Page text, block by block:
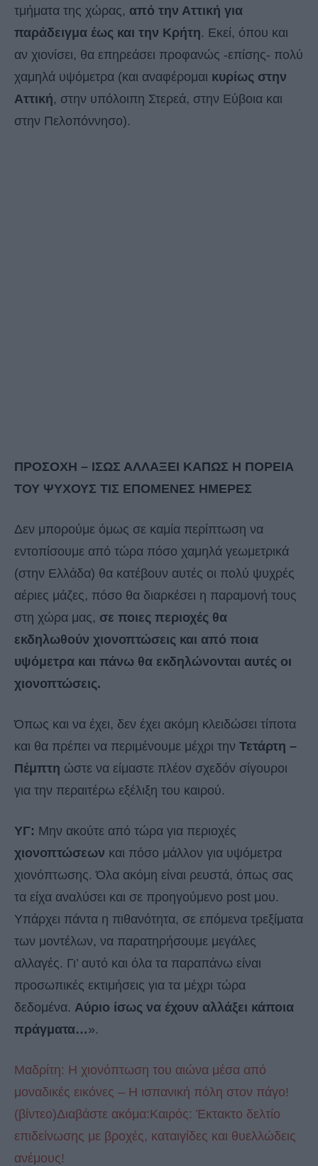
τμήματα της χώρας, από την Αττική για
παράδειγμα έως και την Κρήτη. Εκεί, όπου και
αν χιονίσει, θα επηρεάσει προφανώς -επίσης- πολύ
χαμηλά υψόμετρα (και αναφέρομαι κυρίως στην
Αττική, στην υπόλοιπη Στερεά, στην Εύβοια και
στην Πελοπόννησο).
ΠΡΟΣΟΧΗ – ΙΣΩΣ ΑΛΛΑΞΕΙ ΚΑΠΩΣ Η ΠΟΡΕΙΑ
ΤΟΥ ΨΥΧΟΥΣ ΤΙΣ ΕΠΟΜΕΝΕΣ ΗΜΕΡΕΣ
Δεν μπορούμε όμως σε καμία περίπτωση να
εντοπίσουμε από τώρα πόσο χαμηλά γεωμετρικά
(στην Ελλάδα) θα κατέβουν αυτές οι πολύ ψυχρές
αέριες μάζες, πόσο θα διαρκέσει η παραμονή τους
στη χώρα μας, σε ποιες περιοχές θα
εκδηλωθούν χιονοπτώσεις και από ποια
υψόμετρα και πάνω θα εκδηλώνονται αυτές οι
χιονοπτώσεις.
Όπως και να έχει, δεν έχει ακόμη κλειδώσει τίποτα
και θα πρέπει να περιμένουμε μέχρι την Τετάρτη –
Πέμπτη ώστε να είμαστε πλέον σχεδόν σίγουροι
για την περαιτέρω εξέλιξη του καιρού.
ΥΓ: Μην ακούτε από τώρα για περιοχές
χιονοπτώσεων και πόσο μάλλον για υψόμετρα
χιονόπτωσης. Όλα ακόμη είναι ρευστά, όπως σας
τα είχα αναλύσει και σε προηγούμενο post μου.
Υπάρχει πάντα η πιθανότητα, σε επόμενα τρεξίματα
των μοντέλων, να παρατηρήσουμε μεγάλες
αλλαγές. Γι’ αυτό και όλα τα παραπάνω είναι
προσωπικές εκτιμήσεις για τα μέχρι τώρα
δεδομένα. Αύριο ίσως να έχουν αλλάξει κάποια
πράγματα…».
Μαδρίτη: Η χιονόπτωση του αιώνα μέσα από
μοναδικές εικόνες – Η ισπανική πόλη στον πάγο!
(βίντεο)Διαβάστε ακόμα:Καιρός: Έκτακτο δελτίο
επιδείνωσης με βροχές, καταιγίδες και θυελλώδεις
ανέμους!